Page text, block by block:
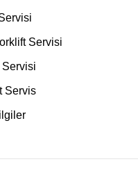
Servisi
Servis